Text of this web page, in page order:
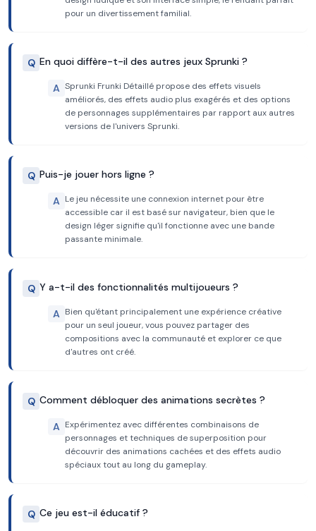
pour un divertissement familial.
Q En quoi diffère-t-il des autres jeux Sprunki ?
A Sprunki Frunki Détaillé propose des effets visuels
améliorés, des effets audio plus exagérés et des options
de personnages supplémentaires par rapport aux autres
versions de l'univers Sprunki.
Q Puis-je jouer hors ligne ?
A Le jeu nécessite une connexion internet pour être
accessible car il est basé sur navigateur, bien que le
design léger signifie qu'il fonctionne avec une bande
passante minimale.
Q Y a-t-il des fonctionnalités multijoueurs ?
A Bien qu'étant principalement une expérience créative
pour un seul joueur, vous pouvez partager des
compositions avec la communauté et explorer ce que
d'autres ont créé.
Q Comment débloquer des animations secrètes ?
A Expérimentez avec différentes combinaisons de
personnages et techniques de superposition pour
découvrir des animations cachées et des effets audio
spéciaux tout au long du gameplay.
Q Ce jeu est-il éducatif ?